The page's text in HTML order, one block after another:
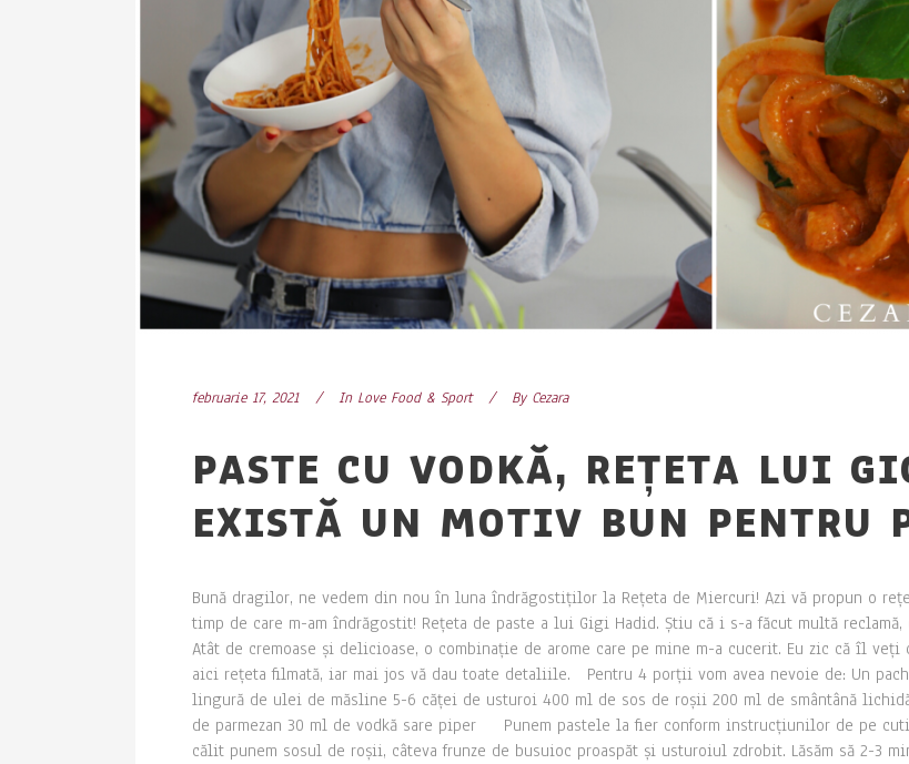
februarie 17, 2021 In Love Food & Sport By Cezara
PASTE CU VODKĂ, REȚETA LUI
EXISTĂ UN MOTIV BUN PENTRU
Bună dragilor, ne vedem din nou în luna îndrăgostiților la Rețeta de Miercuri! Azi vă propun o
timp de care m-am îndrăgostit! Rețeta de paste a lui Gigi Hadid. Știu că i s-a făcut multă
Atât de cremoase și delicioase, o combinație de arome care pe mine m-a cucerit. Eu zic că îl
aici rețeta filmată, iar mai jos vă dau toate detaliile. Pentru 4 porții vom avea nevoie de: Un
lingură de ulei de măsline 5-6 căței de usturoi 400 ml de sos de roșii 200 ml de smântână
de parmezan 30 ml de vodkă sare piper Punem pastele la fier conform instrucțiunilor de pe
călit punem sosul de roșii, câteva frunze de busuioc proaspăt și usturoiul zdrobit. Lăsăm să 2-3